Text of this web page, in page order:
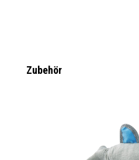
Produktgalerie überspringen
Zubehör